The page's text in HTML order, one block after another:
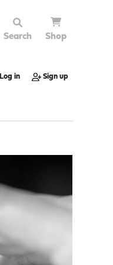
Search Shop
Log in Sign up